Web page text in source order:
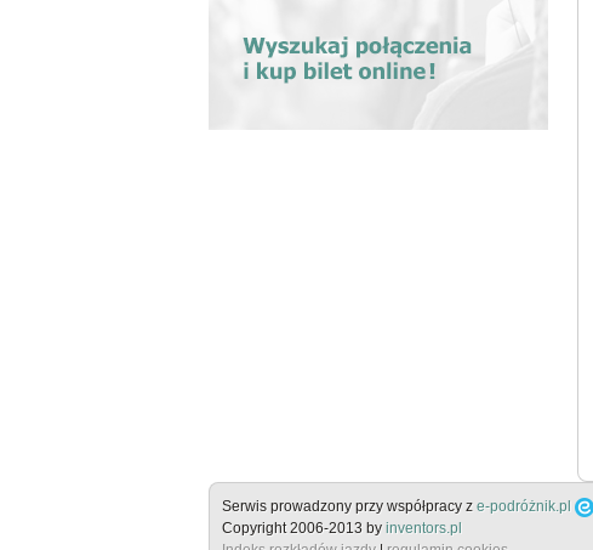
Serwis prowadzony przy współpracy z e-podróżnik.pl
Copyright 2006-2013 by inventors.pl